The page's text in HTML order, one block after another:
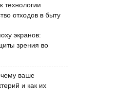
технологии
отходов в быту
экранов:
зрения во
ваше
и как их